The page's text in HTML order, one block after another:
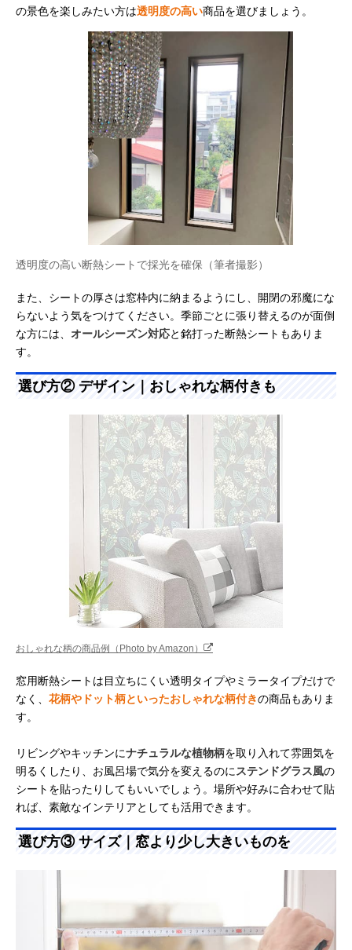
の景色を楽しみたい方は透明度の高い商品を選びましょう。
透明度の高い断熱シートで採光を確保（筆者撮影）
また、シートの厚さは窓枠内に納まるようにし、開閉の邪魔にな
らないよう気をつけてください。季節ごとに張り替えるのが面倒
な方には、 オールシーズン対応と銘打った断熱シートもありま
す。
選び方② デザイン｜おしゃれな柄付きも
おしゃれな柄の商品例（Photo by Amazon）
窓用断熱シートは目立ちにくい透明タイプやミラータイプだけで
なく、 花柄やドット柄といったおしゃれな柄付きの商品もありま
す。
リビングやキッチンにナチュラルな植物柄を取り入れて雰囲気を
明るくしたり、お風呂場で気分を変えるのに ステンドグラス風の
シートを貼ったりしてもいいでしょう。場所や好みに合わせて貼
れば、素敵なインテリアとしても活用できます。
選び方③ サイズ｜窓より少し大きいものを